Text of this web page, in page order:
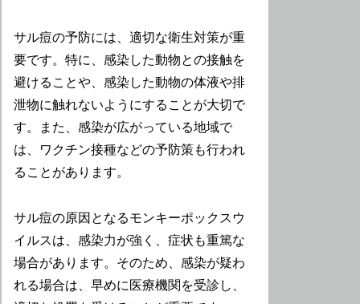
サル痘の予防には、適切な衛生対策が重
要です。特に、感染した動物との接触を
避けることや、感染した動物の体液や排
泄物に触れないようにすることが大切で
す。また、感染が広がっている地域で
は、ワクチン接種などの予防策も行われ
ることがあります。
サル痘の原因となるモンキーポックスウ
イルスは、感染力が強く、症状も重篤な
場合があります。そのため、感染が疑わ
れる場合は、早めに医療機関を受診し、